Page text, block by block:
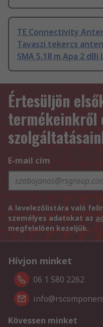
TE Connectivity
Tavaszi tekercs
SMA 5.18 m Apa 2 dBi
Értesüljön
termékeinkről
E-mail cím
A levelezőlistára való
személyes adatokat az
megfelelően kezeljük.
Hívjon minket
06 1 580 2262
Kövessen minket